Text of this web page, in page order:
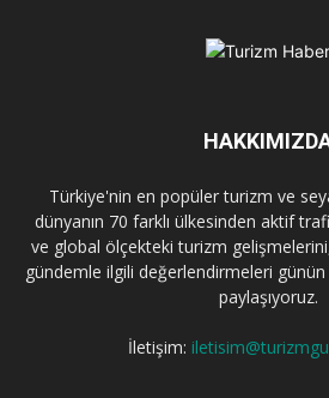
Türkiye'nin en popüler turizm ve
dünyanın 70 farklı ülkesinden aktif
ve global ölçekteki turizm
gündemle ilgili değerlendirmeleri
paylaşıyoruz.
İletişim: